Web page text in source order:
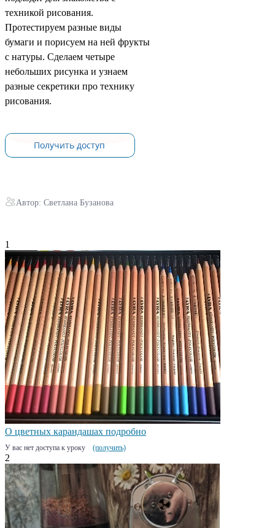
техникой рисования.
Протестируем разные виды
бумаги и порисуем на ней фрукты
с натуры. Сделаем четыре
небольших рисунка и узнаем
разные секретики про технику
рисования.
Автор: Светлана Бузанова
1
О цветных карандашах подробно
У вас нет доступа к уроку (получить)
2